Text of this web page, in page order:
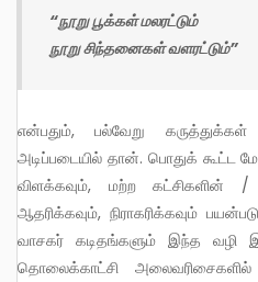
“நூறு பூக்கள் மலரட்டும்
நூறு சிந்தனைகள் வளரட்டும்”
என்பதும், பல்வேறு கருத்துக்கள் வெளிப்பட வேண்டும் என்கிற
அடிப்படையில் தான். பொதுக் கூட்ட
விளக்கவும், மற்ற கட்சிகளின்
ஆதரிக்கவும், நிராகரிக்கவும்
வாசகர் கடிதங்களும் இந்த வழி
தொலைக்காட்சி